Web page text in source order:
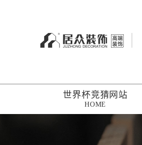
世界杯竞猜网站
HOME